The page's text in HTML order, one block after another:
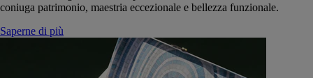
coniuga patrimonio, maestria eccezionale e bellezza funzionale.
Saperne di più